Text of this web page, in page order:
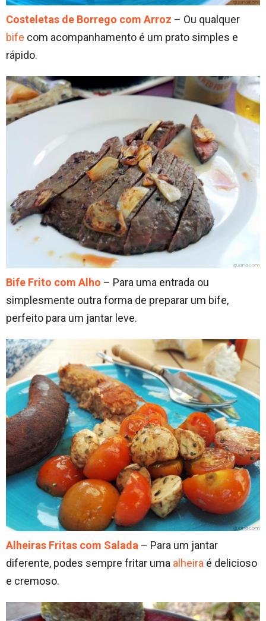
Costeletas de Borrego com Arroz – Ou qualquer
bife com acompanhamento é um prato simples e
rápido.
Bife Frito com Alho – Para uma entrada ou
simplesmente outra forma de preparar um bife,
perfeito para um jantar leve.
Alheiras Fritas com Salada – Para um jantar
diferente, podes sempre fritar uma alheira é delicioso
e cremoso.